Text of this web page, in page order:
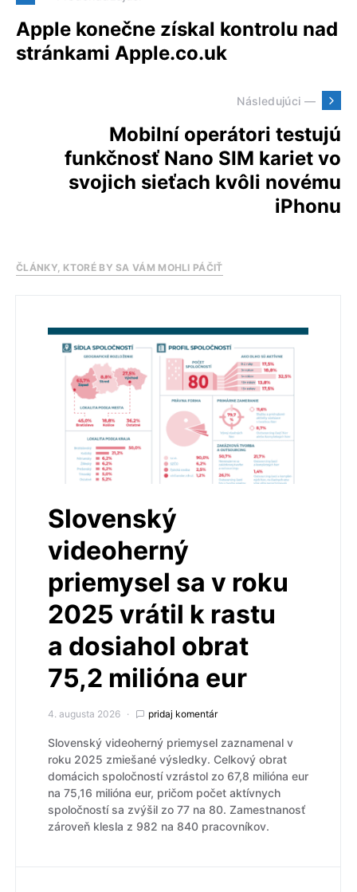
Apple konečne získal kontrolu nad
stránkami Apple.co.uk
Následujúci —
Mobilní operátori testujú
funkčnosť Nano SIM kariet vo
svojich sieťach kvôli novému
iPhonu
ČLÁNKY, KTORÉ BY SA VÁM MOHLI PÁČIŤ
Slovenský
videoherný
priemysel sa v roku
2025 vrátil k rastu
a dosiahol obrat
75,2 milióna eur
4. augusta 2026 pridaj komentár
Slovenský videoherný priemysel zaznamenal v
roku 2025 zmiešané výsledky. Celkový obrat
domácich spoločností vzrástol zo 67,8 milióna eur
na 75,16 milióna eur, pričom počet aktívnych
spoločností sa zvýšil zo 77 na 80. Zamestnanosť
zároveň klesla z 982 na 840 pracovníkov.